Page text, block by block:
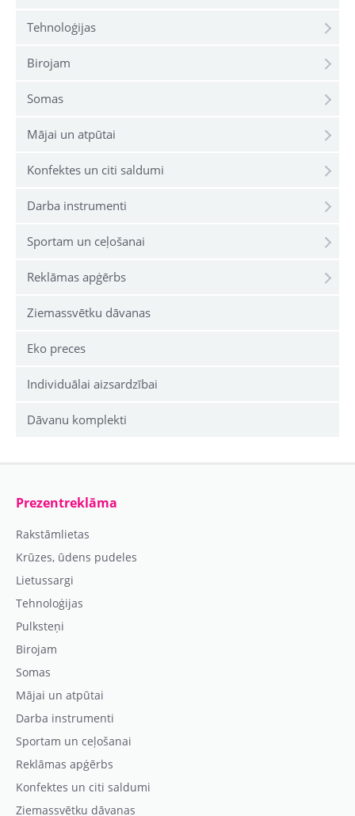
Tehnoloģijas
Birojam
Somas
Mājai un atpūtai
Konfektes un citi saldumi
Darba instrumenti
Sportam un ceļošanai
Reklāmas apģērbs
Ziemassvētku dāvanas
Eko preces
Individuālai aizsardzībai
Dāvanu komplekti
Prezentreklāma
Rakstāmlietas
Krūzes, ūdens pudeles
Lietussargi
Tehnoloģijas
Pulksteņi
Birojam
Somas
Mājai un atpūtai
Darba instrumenti
Sportam un ceļošanai
Reklāmas apģērbs
Konfektes un citi saldumi
Ziemassvētku dāvanas